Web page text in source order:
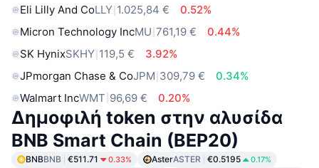
Eli Lilly And CoLLY 1.025,84 €
0.52%
Micron Technology IncMU 761,19 €
0.44%
SK HynixSKHY 119,5 €
3.92%
JPmorgan Chase & CoJPM 309,79 €
0.34%
Walmart IncWMT 96,69 € 0.20%
Δημοφιλή token στην αλυσίδα
BNB Smart Chain (BEP20)
BNBBNB €511.71 0.33% AsterASTER €0.5195 0.17%